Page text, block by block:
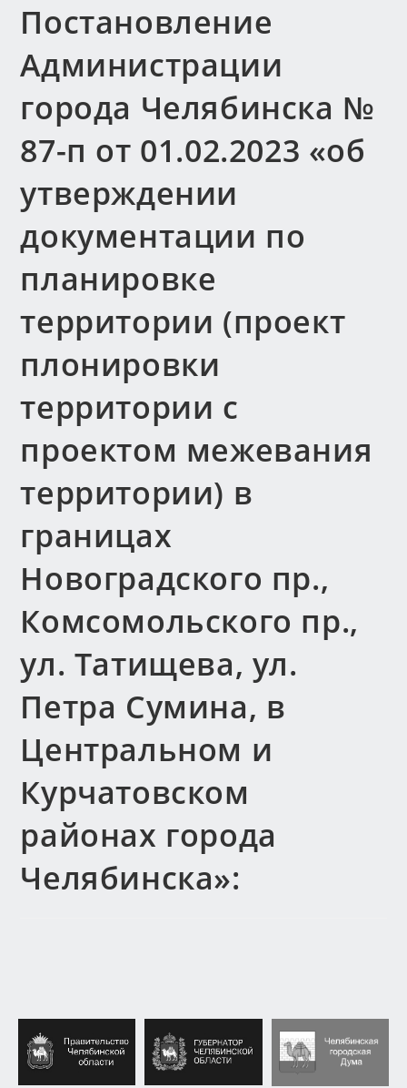
Постановление
Администрации
города Челябинска №
87-п от 01.02.2023 «об
утверждении
документации по
планировке
территории (проект
плонировки
территории с
проектом межевания
территории) в
границах
Новоградского пр.,
Комсомольского пр.,
ул. Татищева, ул.
Петра Сумина, в
Центральном и
Курчатовском
районах города
Челябинска»: